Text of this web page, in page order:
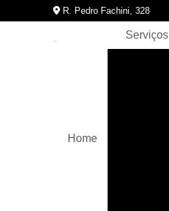
R. Pedro Fachini, 328
Home
Serviços